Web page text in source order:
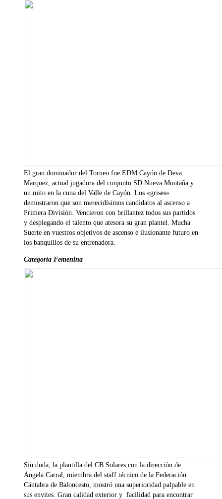
El gran dominador del Torneo fue EDM Cayón de Deva
Marquez, actual jugadora del conjunto SD Nueva Montaña y
un mito en la cuna del Valle de Cayón. Los «grises»
demostraron que son merecidísimos candidatos al ascenso a
Primera División. Vencieron con brillantez todos sus partidos
y desplegando el talento que atesora su gran plantel. Mucha
Suerte en vuestros objetivos de ascenso e ilusionante futuro en
los banquillos de su entrenadora.
Categoría Femenina
Sin duda, la plantilla del CB Solares con la dirección de
Ángela Carral, miembra del staff técnico de la Federación
Cántabra de Baloncesto, mostró una superioridad palpable en
sus envites. Gran calidad exterior y facilidad para encontrar